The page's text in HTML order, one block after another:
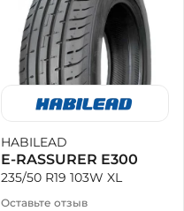
HABILEAD
E-RASSURER E300
235/50 R19 103W XL
Оставьте отзыв